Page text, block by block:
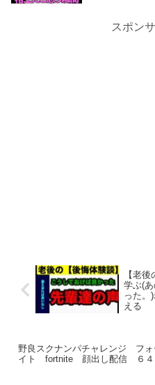
スポン
【老
学ぶ(
った。
える
野良スクナンパチャレンジ フォ
イト fortnite 顔出し配信 ６４